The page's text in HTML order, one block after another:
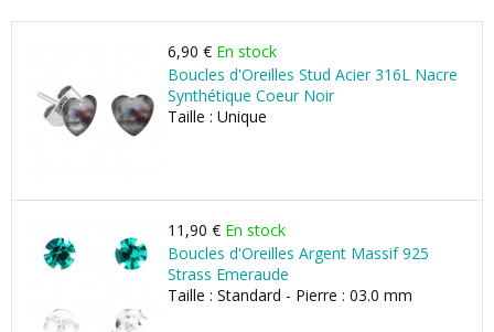
6,90 € En stock
Boucles d'Oreilles Stud Acier 316L Nacre
Synthétique Coeur Noir
Taille : Unique
11,90 € En stock
Boucles d'Oreilles Argent Massif 925
Strass Emeraude
Taille : Standard - Pierre : 03.0 mm